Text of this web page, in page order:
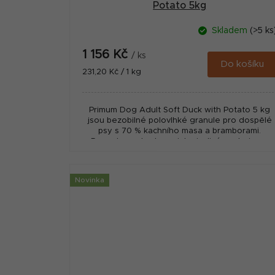
Potato 5kg
Skladem (>5
1 156 Kč / ks
Měrná
231,20 Kč / 1 kg
Do košíku
Primum Dog Adult Soft Duck with Potato 5 kg
jsou bezobilné polovlhké granule pro dospělé
psy s 70 % kachního masa a bramborami.
Receptura s kachnou jako jediným zdrojem...
Novinka